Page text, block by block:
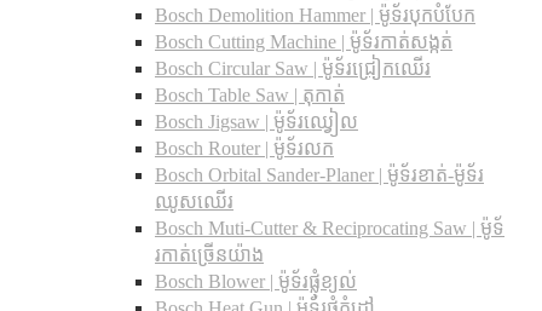
Bosch Demolition Hammer | ម៉ូទ័របុកបំបែក
Bosch Cutting Machine | ម៉ូទ័រកាត់សង្កត់
Bosch Circular Saw | ម៉ូទ័រជ្រៀកឈើរ
Bosch Table Saw | តុកាត់
Bosch Jigsaw | ម៉ូទ័រឈ្វៀល
Bosch Router | ម៉ូទ័រលក
Bosch Orbital Sander-Planer​ | ម៉ូទ័រខាត់-ម៉ូទ័រ
ឈូសឈើរ
Bosch Muti-Cutter & Reciprocating Saw​ | ម៉ូទ័
រកាត់ច្រើនយ៉ាង
Bosch Blower | ម៉ូទ័រផ្លុំខ្យល់